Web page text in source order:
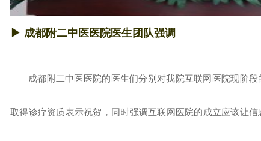
▶ 成都附二中医医院医生团队强调
成都附二中医医院的医生们分别对我院互联网医院现阶
取得诊疗资质表示祝贺，同时强调互联网医院的成立应该让